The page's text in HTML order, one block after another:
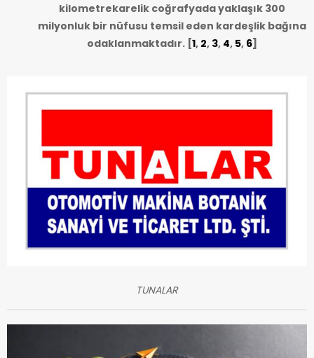
kilometrekarelik coğrafyada yaklaşık 300
milyonluk bir nüfusu temsil eden kardeşlik bağına
odaklanmaktadır.[1, 2, 3, 4, 5, 6]
TUNALAR